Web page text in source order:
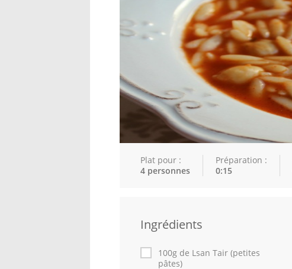
Plat pour :
4 personnes
Préparation :
0:15
Ingrédients
100g de Lsan Tair (petites
pâtes)